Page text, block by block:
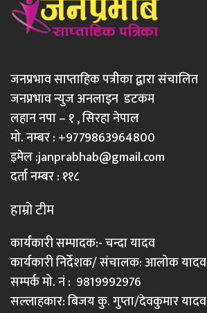
जनप्रभाव साप्ताहिक पत्रीका द्वारा संचालित
जनप्रभाव न्युज अनलाइन डटकम
लहान नपा – १ , सिरहा नेपाल
मो. नम्बर : +9779863964800
इमेल :janprabhab@gmail.com
दर्ता नम्बर : ११८
हाम्रो टीम
कार्यकारी सम्पादक:- चन्दा यादव
कार्यकारी निर्देशक/ संचालक: आलोक यादव
सम्पर्क मो. नं : 9819992976
सल्लाहकार: बिजय कु. गुप्ता/देवकुमार यादव